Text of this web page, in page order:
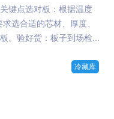
键点选对板：根据温度
选合适的芯材、厚度、
。验好货：板子到场检...
冷藏库